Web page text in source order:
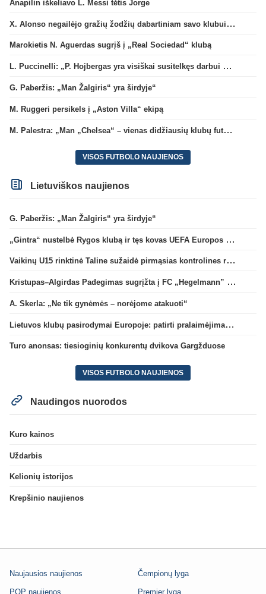
Anapilin iškeliavo L. Messi tėtis Jorge
X. Alonso negailėjo gražių žodžių dabartiniam savo klubui „Chelsea“
Marokietis N. Aguerdas sugrįš į „Real Sociedad“ klubą
L. Puccinelli: „P. Hojbergas yra visiškai susitelkęs darbui Marselyje“
G. Paberžis: „Man Žalgiris“ yra širdyje“
M. Ruggeri persikels į „Aston Villa“ ekipą
M. Palestra: „Man „Chelsea“ – vienas didžiausių klubų futbole“
VISOS FUTBOLO NAUJIENOS
Lietuviškos naujienos
G. Paberžis: „Man Žalgiris“ yra širdyje“
„Gintra“ nustelbė Rygos klubą ir tęs kovas UEFA Europos taurės atrankoje
Vaikinų U15 rinktinė Taline sužaidė pirmąsias kontrolines rungtynes
Kristupas–Algirdas Padegimas sugrįžta į FC „Hegelmann” B sudėtį
A. Skerla: „Ne tik gynėmės – norėjome atakuoti“
Lietuvos klubų pasirodymai Europoje: patirti pralaimėjimai Kroatijos atstovams
Turo anonsas: tiesioginių konkurentų dvikova Gargžduose
VISOS FUTBOLO NAUJIENOS
Naudingos nuorodos
Kuro kainos
Uždarbis
Kelionių istorijos
Krepšinio naujienos
Naujausios naujienos
POP naujienos
Čempionų lyga
Premier lyga